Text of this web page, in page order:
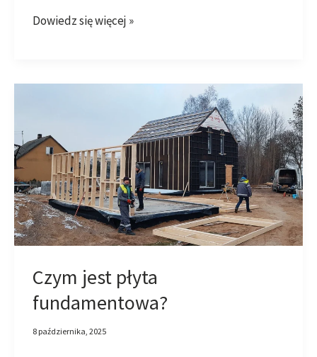
Dowiedz się więcej »
Czym jest płyta
fundamentowa?
8 października, 2025
płyta
fundamentowa?